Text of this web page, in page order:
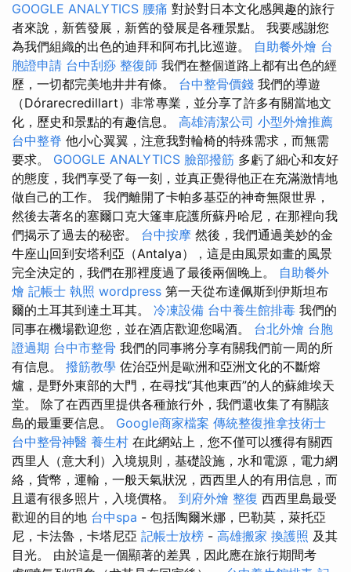
GOOGLE ANALYTICS 腰痛 對於對日本文化感興趣的旅行
者來說，新舊發展，新舊的發展是各種景點。 我要感謝您
為我們組織的出色的迪拜和阿布扎比巡遊。 自助餐外燴 台
胞證申請 台中刮痧 整復師 我們在整個道路上都有出色的經
歷，一切都完美地井井有條。 台中整骨價錢 我們的導遊
（Dórarecredillart）非常專業，並分享了許多有關當地文
化，歷史和景點的有趣信息。 高雄清潔公司 小型外燴推薦
台中整脊 他小心翼翼，注意我對輪椅的特殊需求，而無需
要求。 GOOGLE ANALYTICS 臉部撥筋 多虧了細心和友好
的態度，我們享受了每一刻，並真正覺得他正在充滿激情地
做自己的工作。 我們離開了卡帕多基亞的神奇無限世界，
然後去著名的塞爾口克大篷車庇護所蘇丹哈尼，在那裡向我
們揭示了過去的秘密。 台中按摩 然後，我們通過美妙的金
牛座山回到安塔利亞（Antalya），這是由風景如畫的風景
完全決定的，我們在那裡度過了最後兩個晚上。 自助餐外
燴 記帳士 執照 wordpress 第一天從布達佩斯到伊斯坦布
爾的土耳其到達土耳其。 冷凍設備 台中養生館排毒 我們的
同事在機場歡迎您，並在酒店歡迎您喝酒。 台北外燴 台胞
證過期 台中市整骨 我們的同事將分享有關我們前一周的所
有信息。 撥筋教學 佐治亞州是歐洲和亞洲文化的不斷熔
爐，是野外東部的大門，在尋找“其他東西”的人的蘇維埃天
堂。 除了在西西里提供各種旅行外，我們還收集了有關該
島的最重要信息。 Google商家檔案 傳統整復推拿技術士
台中整骨神醫 養生村 在此網站上，您不僅可以獲得有關西
西里人（意大利）入境規則，基礎設施，水和電源，電力網
絡，貨幣，運輸，一般天氣狀況，西西里人的有用信息，而
且還有很多照片，入境價格。 到府外燴 整復 西西里島最受
歡迎的目的地 台中spa - 包括陶爾米娜，巴勒莫，萊托亞
尼，卡法魯，卡塔尼亞 記帳士放榜 - 高雄搬家 換護照 及其
目光。 由於這是一個顯著的差異，因此應在旅行期間考